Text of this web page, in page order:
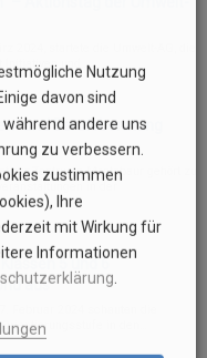
Initiativen und…
und Berufsberatung
Montabaur gehört zu
in der
5 und 6
aus
in den…
Nutzung
davon sind
andere uns
zu verbessern.
zustimmen
Ihre
mit Wirkung für
Informationen
.